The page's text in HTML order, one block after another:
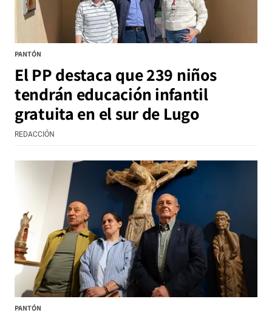
PANTÓN
El PP destaca que 239 niños
tendrán educación infantil
gratuita en el sur de Lugo
REDACCIÓN
PANTÓN